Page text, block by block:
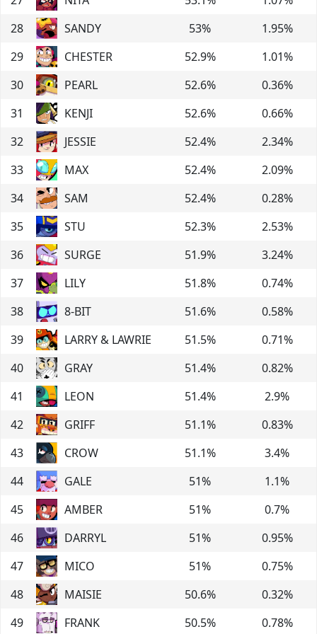
28
SANDY 53% 1.95%
29
CHESTER 52.9% 1.01%
30
PEARL 52.6% 0.36%
31
KENJI 52.6% 0.66%
32
JESSIE 52.4% 2.34%
33
MAX 52.4% 2.09%
34
SAM 52.4% 0.28%
35
STU 52.3% 2.53%
36
SURGE 51.9% 3.24%
37
LILY 51.8% 0.74%
38
8-BIT 51.6% 0.58%
39
LARRY & LAWRIE 51.5% 0.71%
40
GRAY 51.4% 0.82%
41
LEON 51.4% 2.9%
42
GRIFF 51.1% 0.83%
43
CROW 51.1% 3.4%
44
GALE 51% 1.1%
45
AMBER 51% 0.7%
46
DARRYL 51% 0.95%
47
MICO 51% 0.75%
48
MAISIE 50.6% 0.32%
49
FRANK 50.5% 0.78%